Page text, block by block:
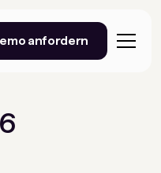
anfordern